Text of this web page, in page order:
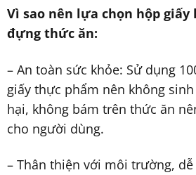
Vì sao nên lựa chọn hộp giấy
đựng thức ăn:
– An toàn sức khỏe: Sử dụng
giấy thực phẩm nên không
hại, không bám trên thức ăn
cho người dùng.
– Thân thiện với môi trường,